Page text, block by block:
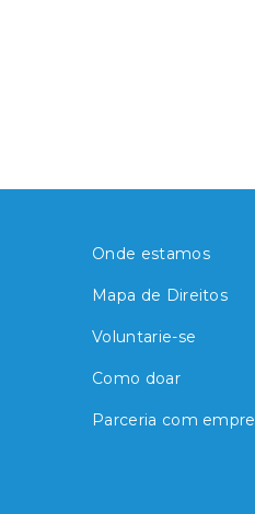
Onde estamos
Mapa de Direitos
Voluntarie-se
Como doar
Parceria com